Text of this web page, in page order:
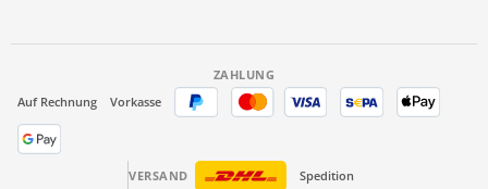
ZAHLUNG
Auf Rechnung
Vorkasse
VERSAND Spedition